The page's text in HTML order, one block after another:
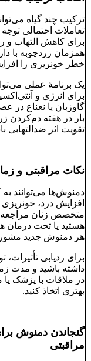
ترکیب چند گیاه
تعاملات احتمالی
برای کاهش التهاب
همزمان زردچوبه با
خطر خونریزی را
یک برنامهٔ عملی
برای انرژی و
گاوزبان یا نعناع
بار در هفته دم‌کردن
تقویت اثر ضدالتهابی
نکات مراقبتی و
دمنوش‌ها می‌توانند
افزایش درد، خونریزی
متخصص زنان مراجعه
هستید یا تحت درمان
هر دمنوش جدید
برای ردیابی
داشته باشید و مدت
در ملاقات با پزشک
بهتری اتخاذ کنید.
گنجاندن دمنوش
مراقبتی